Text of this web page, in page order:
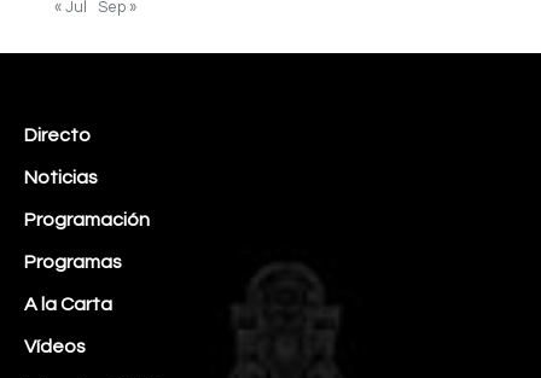
« Jul Sep »
Directo
Noticias
Programación
Programas
A la Carta
Vídeos